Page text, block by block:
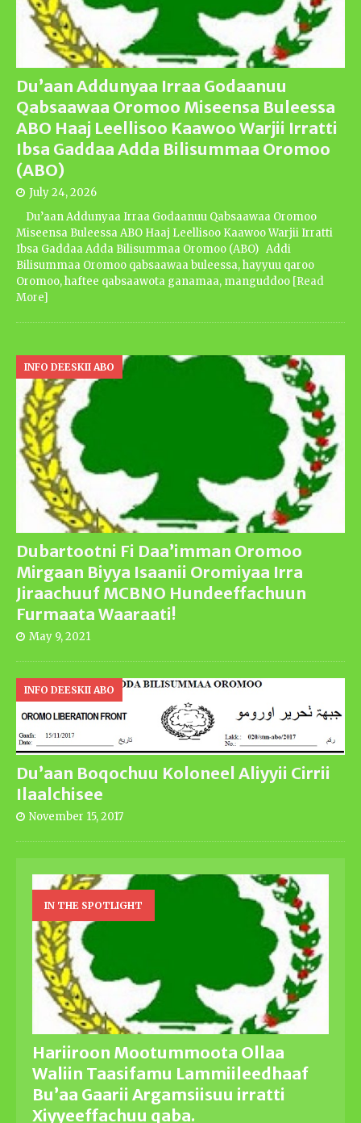
Du’aan Addunyaa Irraa Godaanuu
Qabsaawaa Oromoo Miseensa Buleessa
ABO Haaj Leellisoo Kaawoo Warjii Irratti
Ibsa Gaddaa Adda Bilisummaa Oromoo
(ABO)
July 24, 2026
Du’aan Addunyaa Irraa Godaanuu Qabsaawaa Oromoo
Miseensa Buleessa ABO Haaj Leellisoo Kaawoo Warjii Irratti
Ibsa Gaddaa Adda Bilisummaa Oromoo (ABO) Addi
Bilisummaa Oromoo qabsaawaa buleessa, hayyuu qaroo
Oromoo, haftee qabsaawota ganamaa, manguddoo [Read
More]
Dubartootni Fi Daa’imman Oromoo
Mirgaan Biyya Isaanii Oromiyaa Irra
Jiraachuuf MCBNO Hundeeffachuun
Furmaata Waaraati!
INFO DEESKII ABO
May 9, 2021
Du’aan Boqochuu Koloneel Aliyyii Cirrii
Ilaalchisee
INFO DEESKII ABO
November 15, 2017
IN THE SPOTLIGHT
Hariiroon Mootummoota Ollaa
Waliin Taasifamu Lammiileedhaaf
Bu’aa Gaarii Argamsiisuu irratti
Xiyyeeffachuu qaba.